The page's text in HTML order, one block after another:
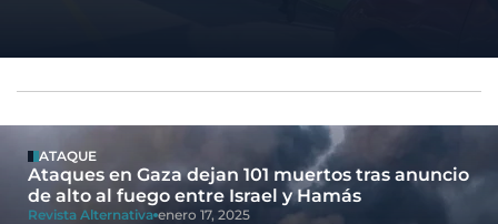
ATAQUE
Ataques en Gaza dejan 101 muertos tras anuncio
de alto al fuego entre Israel y Hamás
Revista Alternativa enero 17, 2025